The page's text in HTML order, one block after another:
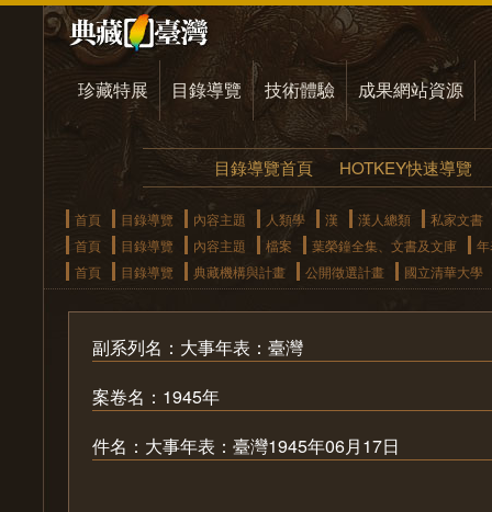
珍藏特展 目錄導覽 技術體驗 成果網站資源
目錄導覽首頁 HOTKEY快速導覽
首頁 目錄導覽 內容主題 人類學 漢 漢人總類
私家文書
首頁
目錄導覽 內容主題 檔案 葉榮鐘全集、文書及文庫
首頁
目錄導覽 典藏機構與計畫 公開徵選計畫 國立清華大學
副系列名：大事年表：臺灣
案卷名：1945年
件名：大事年表：臺灣1945年06月17日